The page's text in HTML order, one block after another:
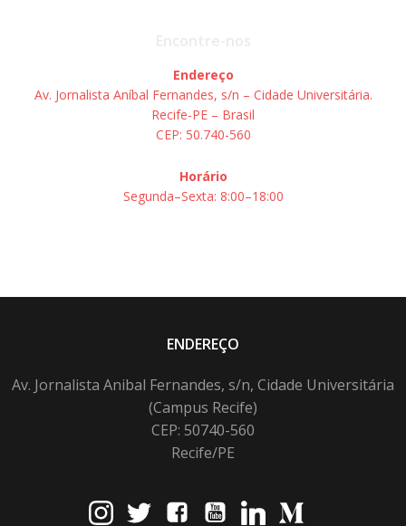
Endereço
Av. Jornalista Aníbal Fernandes, s/n – Cidade Universitária.
Recife-PE – Brasil
CEP: 50.740-560
Horário
Segunda–Sexta: 8:00–18:00
ENDEREÇO
Av. Jornalista Anibal Fernandes, s/n, Cidade Universitária
(Campus Recife)
CEP: 50740-560
Recife/PE